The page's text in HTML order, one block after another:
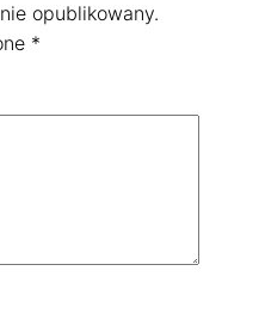
opublikowany.
*